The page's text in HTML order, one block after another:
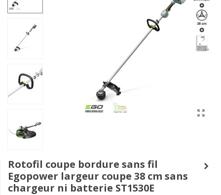
Rotofil coupe bordure sans fil
Egopower largeur coupe 38 cm sans
chargeur ni batterie ST1530E